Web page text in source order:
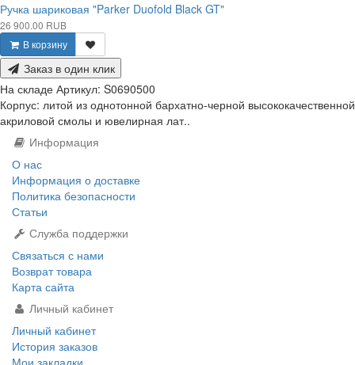
Ручка шариковая "Parker Duofold Black GT"
26 900.00 RUB
В корзину
Заказ в один клик
На складе Артикул: S0690500
Корпус: литой из однотонной бархатно-черной высококачественной
акриловой смолы и ювелирная лат..
Информация
О нас
Информация о доставке
Политика безопасности
Статьи
Служба поддержки
Связаться с нами
Возврат товара
Карта сайта
Личный кабинет
Личный кабинет
История заказов